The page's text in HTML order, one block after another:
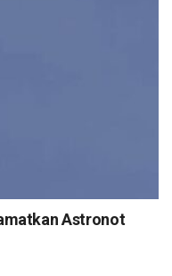
Astronot